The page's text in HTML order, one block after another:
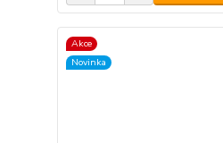
Akce
Novinka